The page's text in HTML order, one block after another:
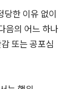
당한 이유 없이
음의 어느 하나
또는 공포심